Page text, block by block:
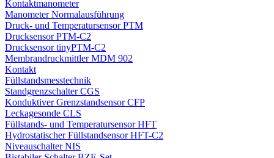
Kontaktmanometer
Manometer Normalausführung
Druck- und Temperatursensor PTM
Drucksensor PTM-C2
Drucksensor tinyPTM-C2
Membrandruckmittler MDM 902
Kontakt
Füllstandsmesstechnik
Standgrenzschalter CGS
Konduktiver Grenzstandsensor CFP
Leckagesonde CLS
Füllstands- und Temperatursensor HFT
Hydrostatischer Füllstandsensor HFT-C2
Niveauschalter NIS